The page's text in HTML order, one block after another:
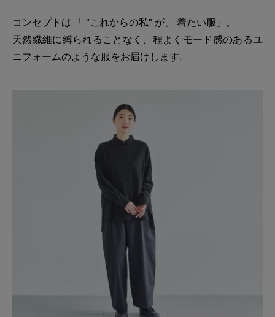
コンセプトは 「 "これからの私" が、 着たい服」。
天然繊維に縛られることなく、程よくモード感のあるユ
ニフォームのような服をお届けします。